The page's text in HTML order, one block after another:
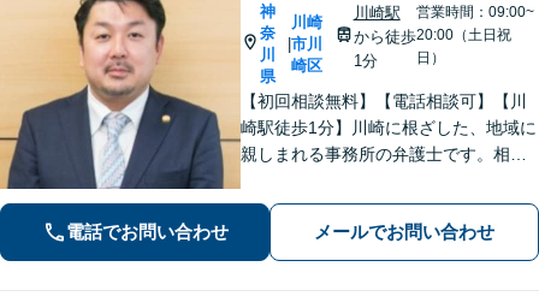
神
奈
川
県
|
川崎
市川
崎区
川崎駅
から徒歩
1分
営業時間：09:00~
20:00（土日祝
日）
【初回相談無料】【電話相談可】【川
崎駅徒歩1分】川崎に根ざした、地域に
親しまれる事務所の弁護士です。相
って対応致します。クチコミ・リピー
ターの方多数。お気軽にご相談くださ
い。
電話でお問い合わせ メールでお問い合わせ